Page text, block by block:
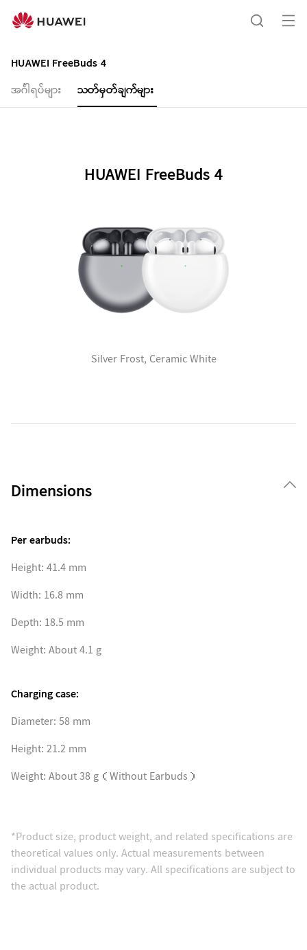
HUAWEI
FreeBuds
Specification
င့်
HUAWEI FreeBuds 4
အင်္ဂါရပ်များ
သတ်မှတ်ချက်များ
HUAWEI FreeBuds 4
Silver Frost, Ceramic White
Dimensions
Per earbuds:
Height: 41.4 mm
Width: 16.8 mm
Depth: 18.5 mm
Weight: About 4.1 g
Charging case:
Diameter: 58 mm
Height: 21.2 mm
Weight: About 38 g（Without Earbuds）
*Product size, product weight, and related specifications are
theoretical values only. Actual measurements between
individual products may vary. All specifications are subject to
the actual product.